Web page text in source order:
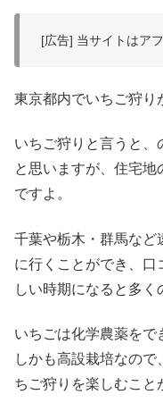
[広告] 当サイトはア
東京都内でいちご狩り
いちご狩りと言うと、
と思いますが、住宅
ですよ。
千葉や栃木・群馬など
に行くことができ、口
しい時期になると多く
いちごは化学農薬をで
しかも高設栽培なの
ちご狩りを楽しむこと